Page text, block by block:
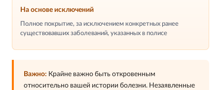
На основе исключений
Полное покрытие, за исключением конкретных ранее
существовавших заболеваний, указанных в полисе
Важно: Крайне важно быть откровенным
относительно вашей истории болезни. Незаявленные